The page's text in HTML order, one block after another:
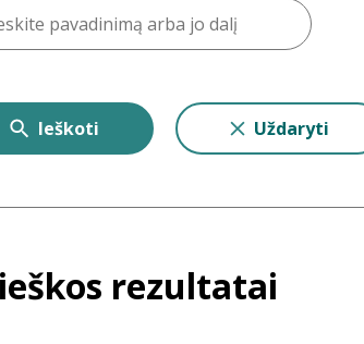
Ieškoti Uždaryti
rezultatai